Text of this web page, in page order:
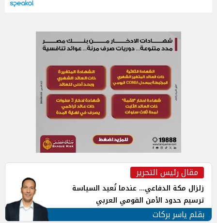
مقال رئيس التحرير
زلزال مكة الدفاعي... عندما تُعيد السياسة
ترسيم حدود الأمن القومي العربي
بقلم ياسر بركات